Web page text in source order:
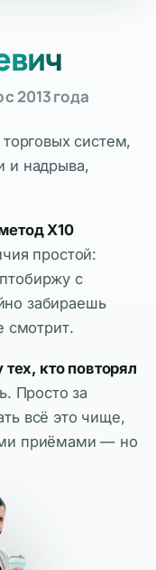
2013 года
систем,
и надрыва,
X10
простой:
с
забираешь
смотрит.
кто повторял
Просто за
всё это чище,
приёмами — но